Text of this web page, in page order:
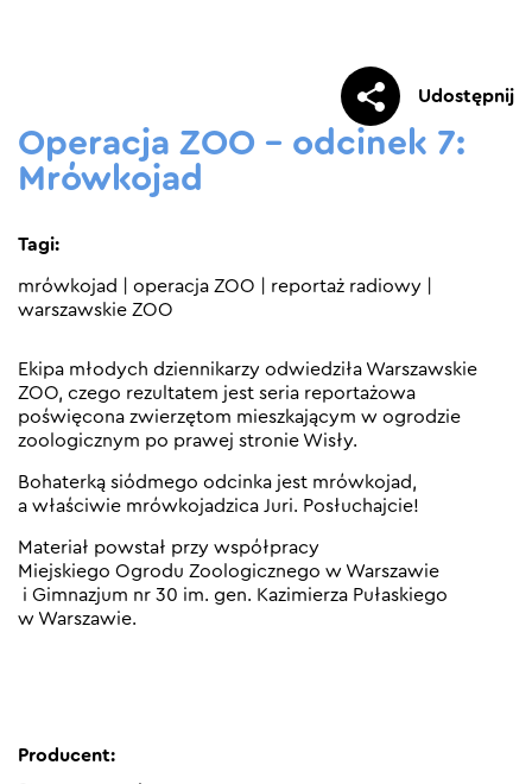
Udostępnij
Operacja ZOO – odcinek 7:
Mrówkojad
Tagi:
mrówkojad operacja ZOO reportaż radiowy
warszawskie ZOO
Ekipa młodych dziennikarzy odwiedziła Warszawskie
ZOO, czego rezultatem jest seria reportażowa
poświęcona zwierzętom mieszkającym w ogrodzie
zoologicznym po prawej stronie Wisły.
Bohaterką siódmego odcinka jest mrówkojad,
a właściwie mrówkojadzica Juri. Posłuchajcie!
Materiał powstał przy współpracy
Miejskiego Ogrodu Zoologicznego w Warszawie
i Gimnazjum nr 30 im. gen. Kazimierza Pułaskiego
w Warszawie.
Producent: